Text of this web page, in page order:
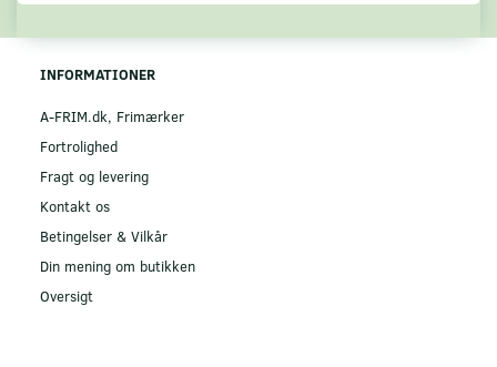
INFORMATIONER
A-FRIM.dk, Frimærker
Fortrolighed
Fragt og levering
Kontakt os
Betingelser & Vilkår
Din mening om butikken
Oversigt